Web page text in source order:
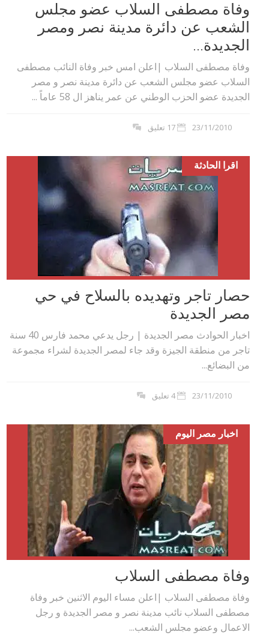
وفاة مصطفى السلاب عضو مجلس
الشعب عن دائرة مدينة نصر ومصر
الجديدة...
وفاة مصطفى السلاب |اعلن امس خبر وفاة النائب مصطفى
السلاب عضو مجلس الشعب عن دائرة مدينة نصر و مصر
الجديدة عضو الحزب الوطني عن عمر يناهز ال 58 عاماً ...
23/11/2010 17 تعليق
اقرا الحادثة
حصار تاجر وتهديده بالسلاح في حي
مصر الجديدة
اخبار الحوادث مصر الجديدة | رجل يدعي محمد فارس 40 سنة
تاجر من منطقة الجيزة وقد جاء لمصر الجديدة لشراء مجموعة
من البضائع...
23/11/2010 4 تعليق
اخبار مصر اليوم
وفاة مصطفى السلاب
وفاة مصطفى السلاب |اعلن مساء اليوم الاثنين خبر وفاة
مصطفى السلاب نائب مدينة نصر و مصر الجديدة و رجل
الاعمال وعضو مجلس الشعب...